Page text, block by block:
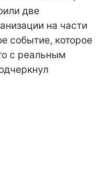
две
на части
событие, которое
с реальным